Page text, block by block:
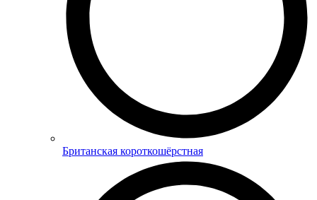
Британская короткошёрстная